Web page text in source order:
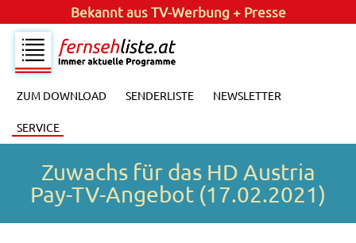
Bekannt ausTV-Werbung + Presse
ZUM DOWNLOAD SENDERLISTE NEWSLETTER
SERVICE
Zuwachs für das HD Austria
Pay-TV-Angebot (17.02.2021)